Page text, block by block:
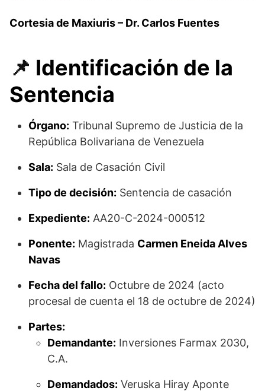
Cortesia de Maxiuris – Dr. Carlos Fuentes
📌 Identificación de la
Sentencia
Órgano: Tribunal Supremo de Justicia de la
República Bolivariana de Venezuela
Sala: Sala de Casación Civil
Tipo de decisión: Sentencia de casación
Expediente: AA20-C-2024-000512
Ponente: Magistrada Carmen Eneida Alves
Navas
Fecha del fallo: Octubre de 2024 (acto
procesal de cuenta el 18 de octubre de 2024)
Partes:
Demandante: Inversiones Farmax 2030,
C.A.
Demandados: Veruska Hiray Aponte